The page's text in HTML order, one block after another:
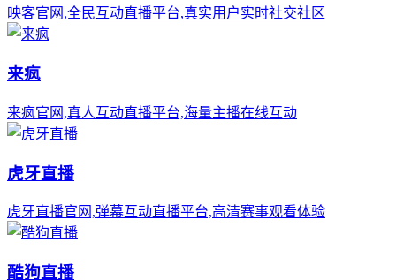
映客官网,全民互动直播平台,真实用户实时社交社区
来疯
来疯官网,真人互动直播平台,海量主播在线互动
虎牙直播
虎牙直播官网,弹幕互动直播平台,高清赛事观看体验
酷狗直播